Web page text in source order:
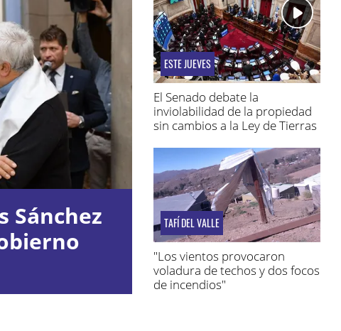
Sánchez
ESTE JUEVES
El Senado debate la
inviolabilidad de la propiedad
sin cambios a la Ley de Tierras
TAFÍ DEL VALLE
"Los vientos provocaron
voladura de techos y dos focos
de incendios"